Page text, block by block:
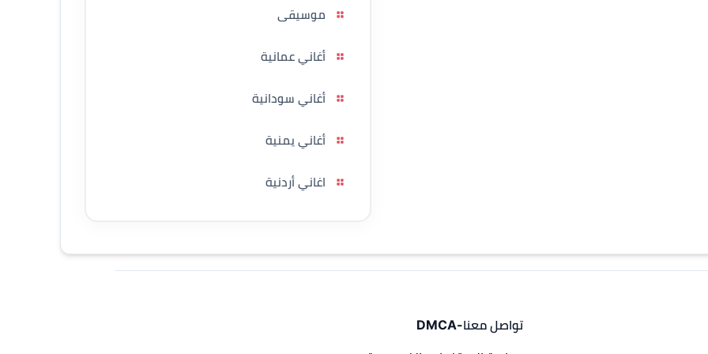
موسيقى
أغاني عمانية
أغاني سودانية
أغاني يمنية
اغاني أردنية
تواصل معنا-DMCA